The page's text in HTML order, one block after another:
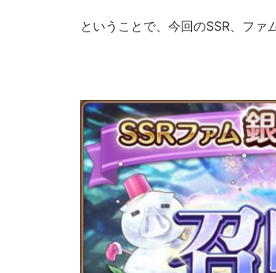
ということで、今回のSSR、ファ